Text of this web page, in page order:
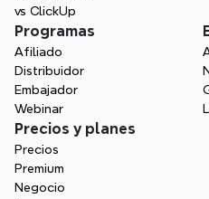
vs ClickUp
Programas
Afiliado
Distribuidor
Embajador
Webinar
Precios y planes
Precios
Premium
Negocio